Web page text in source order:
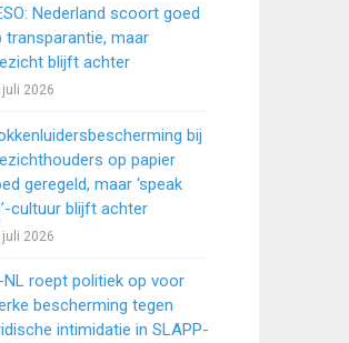
Nederland scoort goed
transparantie, maar
blijft achter
juli 2026
bij
op papier
geregeld, maar ‘speak
cultuur blijft achter
juli 2026
NL roept politiek op voor
bescherming tegen
intimidatie in SLAPP-